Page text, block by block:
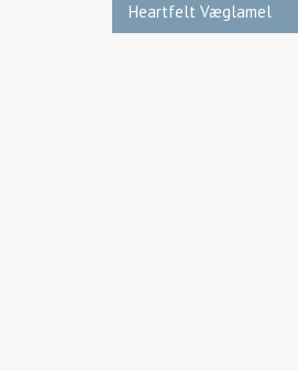
Heartfelt Væglamel